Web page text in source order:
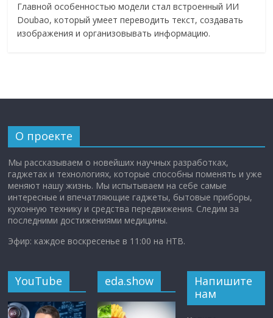
Главной особенностью модели стал встроенный ИИ
Doubao, который умеет переводить текст, создавать
изображения и организовывать информацию.
О проекте
Мы рассказываем о новейших научных разработках,
гаджетах и технологиях, которые способны поменять и уже
меняют нашу жизнь. Мы испытываем на себе самые
интересные и впечатляющие гаджеты, бытовые приборы,
кухонную технику и средства передвижения. Следим за
последними достижениями медицины.
Эфир: каждое воскресенье в 11:00 на НТВ.
YouTube eda.show
Напишите
нам